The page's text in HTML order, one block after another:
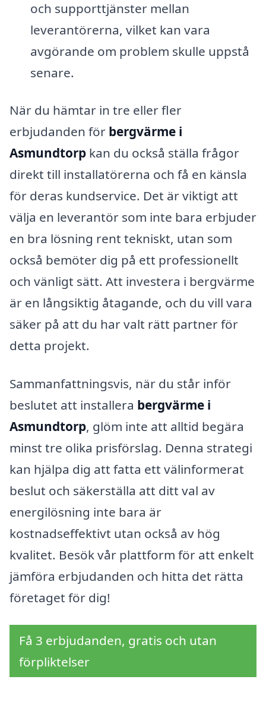
och supporttjänster mellan
leverantörerna, vilket kan vara
avgörande om problem skulle uppstå
senare.
När du hämtar in tre eller fler
erbjudanden för bergvärme i
Asmundtorp kan du också ställa frågor
direkt till installatörerna och få en känsla
för deras kundservice. Det är viktigt att
välja en leverantör som inte bara erbjuder
en bra lösning rent tekniskt, utan som
också bemöter dig på ett professionellt
och vänligt sätt. Att investera i bergvärme
är en långsiktig åtagande, och du vill vara
säker på att du har valt rätt partner för
detta projekt.
Sammanfattningsvis, när du står inför
beslutet att installera bergvärme i
Asmundtorp, glöm inte att alltid begära
minst tre olika prisförslag. Denna strategi
kan hjälpa dig att fatta ett välinformerat
beslut och säkerställa att ditt val av
energilösning inte bara är
kostnadseffektivt utan också av hög
kvalitet. Besök vår plattform för att enkelt
jämföra erbjudanden och hitta det rätta
företaget för dig!
Få 3 erbjudanden, gratis och utan
förpliktelser